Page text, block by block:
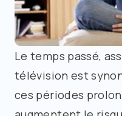
Le temps passé,
télévision est
ces périodes